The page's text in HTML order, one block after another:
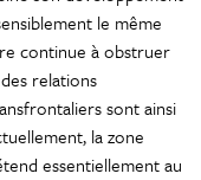
le même
continue à obstruer
relations
sont ainsi
la zone
essentiellement au